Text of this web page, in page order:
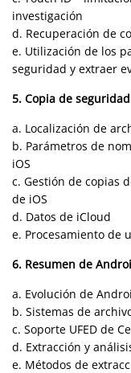
investigación
d. Recuperación de
e. Utilización de los
seguridad y extraer
5. Copia de
a. Localización de
b. Parámetros de
iOS
c. Gestión de copias
de iOS
d. Datos de iCloud
e. Procesamiento de
6. Resumen de
a. Evolución de
b. Sistemas de
c. Soporte UFED de
d. Extracción y
e. Métodos de